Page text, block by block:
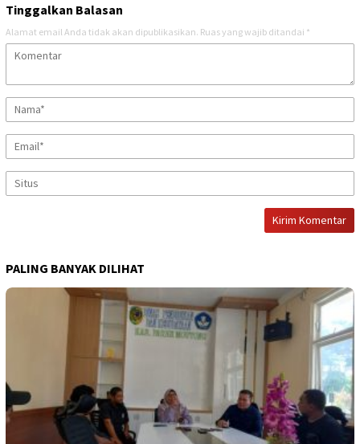
Tinggalkan Balasan
Alamat email Anda tidak akan dipublikasikan. Ruas yang wajib ditandai *
PALING BANYAK DILIHAT